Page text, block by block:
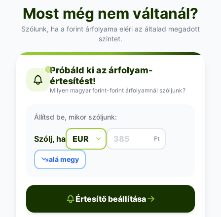
Most még nem váltanál?
Szólunk, ha a forint árfolyama eléri az általad megadott
szintet.
Próbáld ki az árfolyam-
értesítést!
Milyen magyar forint-forint árfolyamnál szóljunk?
Állítsd be, mikor szóljunk:
Szólj, ha Ft
alá megy
Értesítő beállítása